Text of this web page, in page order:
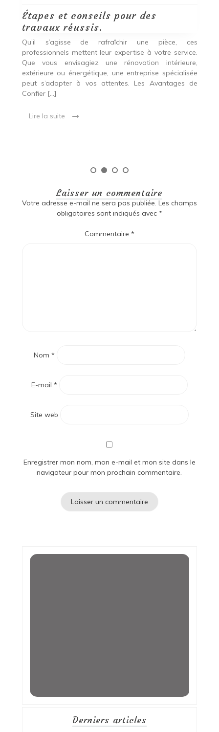
Étapes et conseils pour des
travaux réussis.
Qu’il s’agisse de rafraîchir une pièce, ces
professionnels mettent leur expertise à votre service.
Que vous envisagiez une rénovation intérieure,
extérieure ou énergétique, une entreprise spécialisée
peut s’adapter à vos attentes. Les Avantages de
Confier […]
Lire la suite
Laisser un commentaire
Votre adresse e-mail ne sera pas publiée. Les champs
obligatoires sont indiqués avec *
Commentaire *
Nom *
E-mail *
Site web
Enregistrer mon nom, mon e-mail et mon site dans le
navigateur pour mon prochain commentaire.
Derniers articles